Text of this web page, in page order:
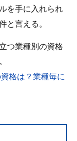
を手に入れられ
と言える。
つ業種別の資格
格は？業種毎に